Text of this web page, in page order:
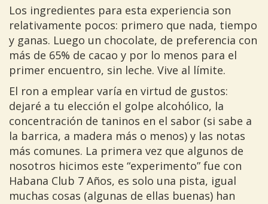
Los ingredientes para esta experiencia son
relativamente pocos: primero que nada, tiempo
y ganas. Luego un chocolate, de preferencia con
más de 65% de cacao y por lo menos para el
primer encuentro, sin leche. Vive al límite.
El ron a emplear varía en virtud de gustos:
dejaré a tu elección el golpe alcohólico, la
concentración de taninos en el sabor (si sabe a
la barrica, a madera más o menos) y las notas
más comunes. La primera vez que algunos de
nosotros hicimos este “experimento” fue con
Habana Club 7 Años, es solo una pista, igual
muchas cosas (algunas de ellas buenas) han